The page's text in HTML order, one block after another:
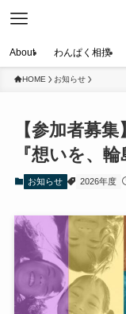
About わんぱく相撲
HOME お知らせ
【参加者募
『想いを、輪
お知らせ 2026年度